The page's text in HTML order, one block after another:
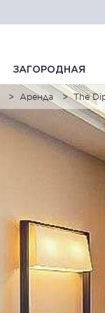
ЗАГОРОДНАЯ
Аренда The